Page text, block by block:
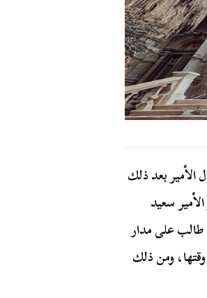
الأمير بعد ذلك
في العام 1934 بتحويل قصر الأمير سعيد
حليم إلى المدرسة الناصرية لتكون تابعة لوزارة المعارف، لتعلم ما يقرب من 600 طالب على مدار
الضباط وقتها، ومن ذلك